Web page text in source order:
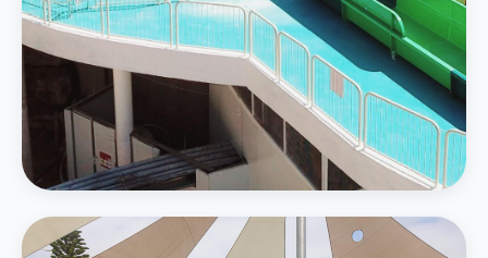
4 מגלשות מים — סלאלום, קאמיקזה ואבובים